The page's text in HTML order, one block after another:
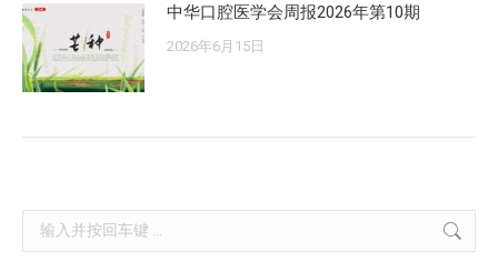
中华口腔医学会周报2026年第10期
2026年6月15日
Search: